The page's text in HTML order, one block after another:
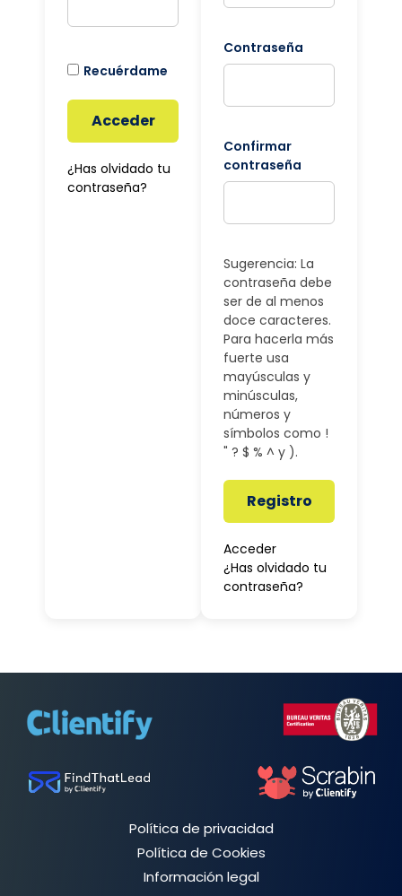
Recuérdame
Acceder
¿Has olvidado tu
contraseña?
Contraseña
Confirmar
contraseña
Sugerencia: La
contraseña debe
ser de al menos
doce caracteres.
Para hacerla más
fuerte usa
mayúsculas y
minúsculas,
números y
símbolos como !
" ? $ % ^ y ).
Registro
Acceder
¿Has olvidado tu
contraseña?
Política de privacidad
Política de Cookies
Información legal